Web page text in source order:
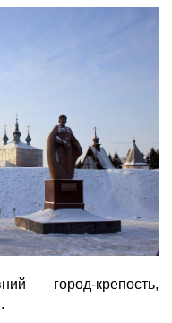
город-крепость,